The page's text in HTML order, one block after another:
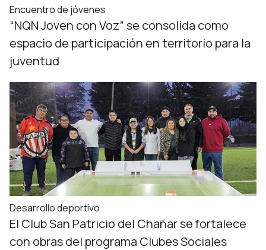
Encuentro de jóvenes
“NQN Joven con Voz” se consolida como
espacio de participación en territorio para la
juventud
Desarrollo deportivo
El Club San Patricio del Chañar se fortalece
con obras del programa Clubes Sociales